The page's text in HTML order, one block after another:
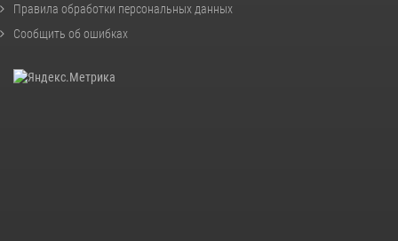
Правила обработки персональных данных
Сообщить об ошибках